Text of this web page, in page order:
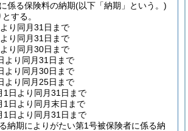
係る保険料の納期(以下「納期」という。)
する。
り同月31日まで
り同月31日まで
り同月30日まで
り同月31日まで
り同月30日まで
り同月25日まで
日より同月31日まで
日より同月末日まで
日より同月31日まで
納期によりがたい第1号被保険者に係る納